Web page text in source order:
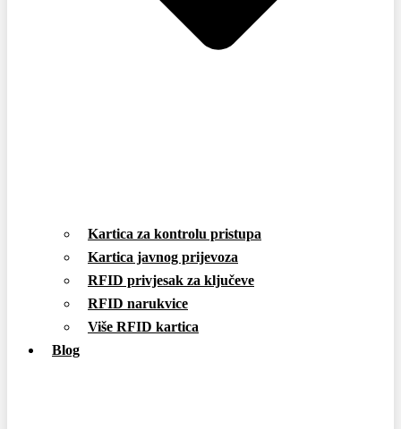
Kartica za kontrolu pristupa
Kartica javnog prijevoza
RFID privjesak za ključeve
RFID narukvice
Više RFID kartica
Blog